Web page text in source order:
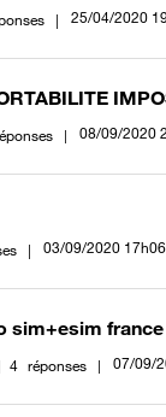
‎25/04/2020
‎08/09/2020
‎03/09/2020 17h06
sim+esim france
4 réponses ‎07/09/